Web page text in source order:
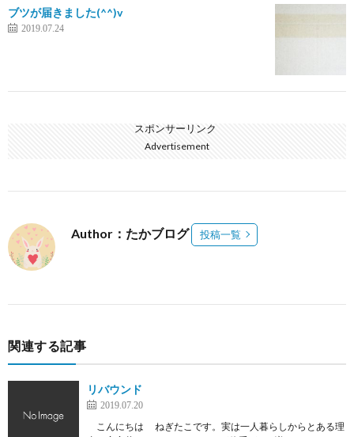
ブツが届きました(^^)v
2019.07.24
スポンサーリンク
Advertisement
Author：たかブログ 投稿一覧
関連する記事
リバウンド
2019.07.20
こんにちは ねぎたこです。実は一人暮らしからとある理